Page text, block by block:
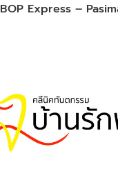
BOP Express –